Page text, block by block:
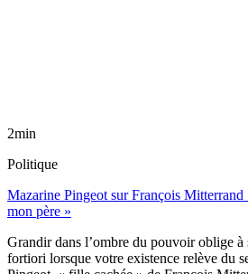
2min
Politique
Mazarine Pingeot sur François Mitterrand
mon père »
Grandir dans l’ombre du pouvoir oblige à
fortiori lorsque votre existence relève du